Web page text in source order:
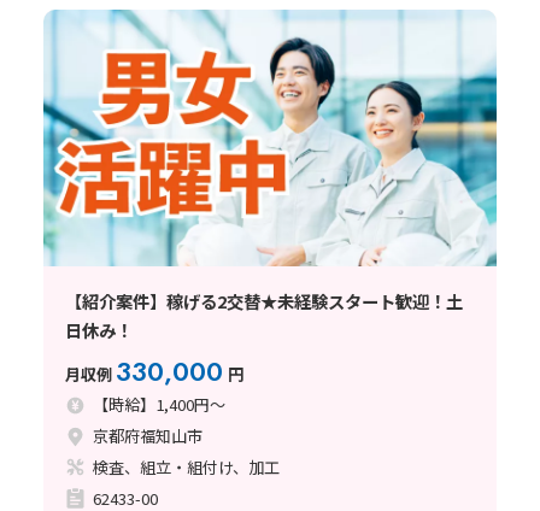
【紹介案件】稼げる2交替★未経験スタート歓迎！土
日休み！
月収例 330,000 円
【時給】1,400円～
京都府福知山市
検査、組立・組付け、加工
62433-00